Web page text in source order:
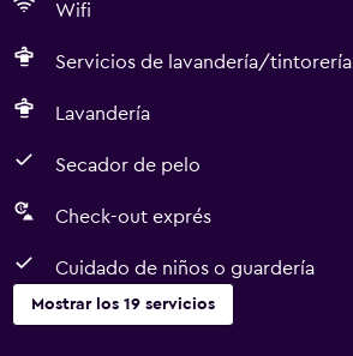
Wifi
Servicios de lavandería/tintorería
Lavandería
Secador de pelo
Check-out exprés
Cuidado de niños o guardería
Mostrar los 19 servicios